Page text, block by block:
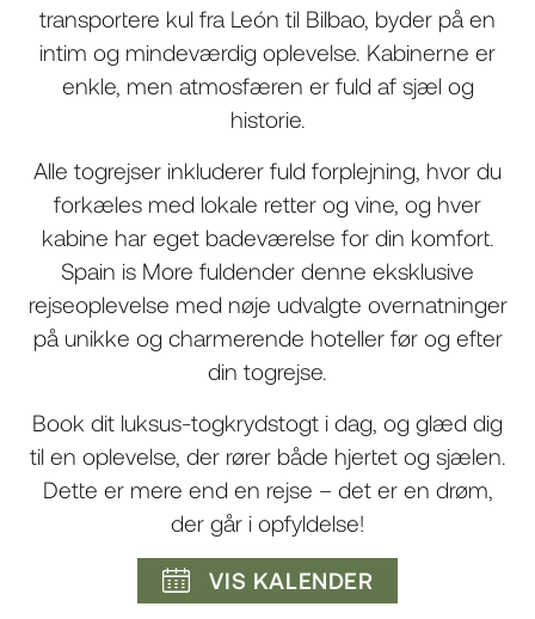
transportere kul fra León til Bilbao, byder på en
intim og mindeværdig oplevelse. Kabinerne er
enkle, men atmosfæren er fuld af sjæl og
historie.
Alle togrejser inkluderer fuld forplejning, hvor du
forkæles med lokale retter og vine, og hver
kabine har eget badeværelse for din komfort.
Spain is More fuldender denne eksklusive
rejseoplevelse med nøje udvalgte overnatninger
på unikke og charmerende hoteller før og efter
din togrejse.
Book dit luksus-togkrydstogt i dag, og glæd dig
til en oplevelse, der rører både hjertet og sjælen.
Dette er mere end en rejse – det er en drøm,
der går i opfyldelse!
VIS KALENDER